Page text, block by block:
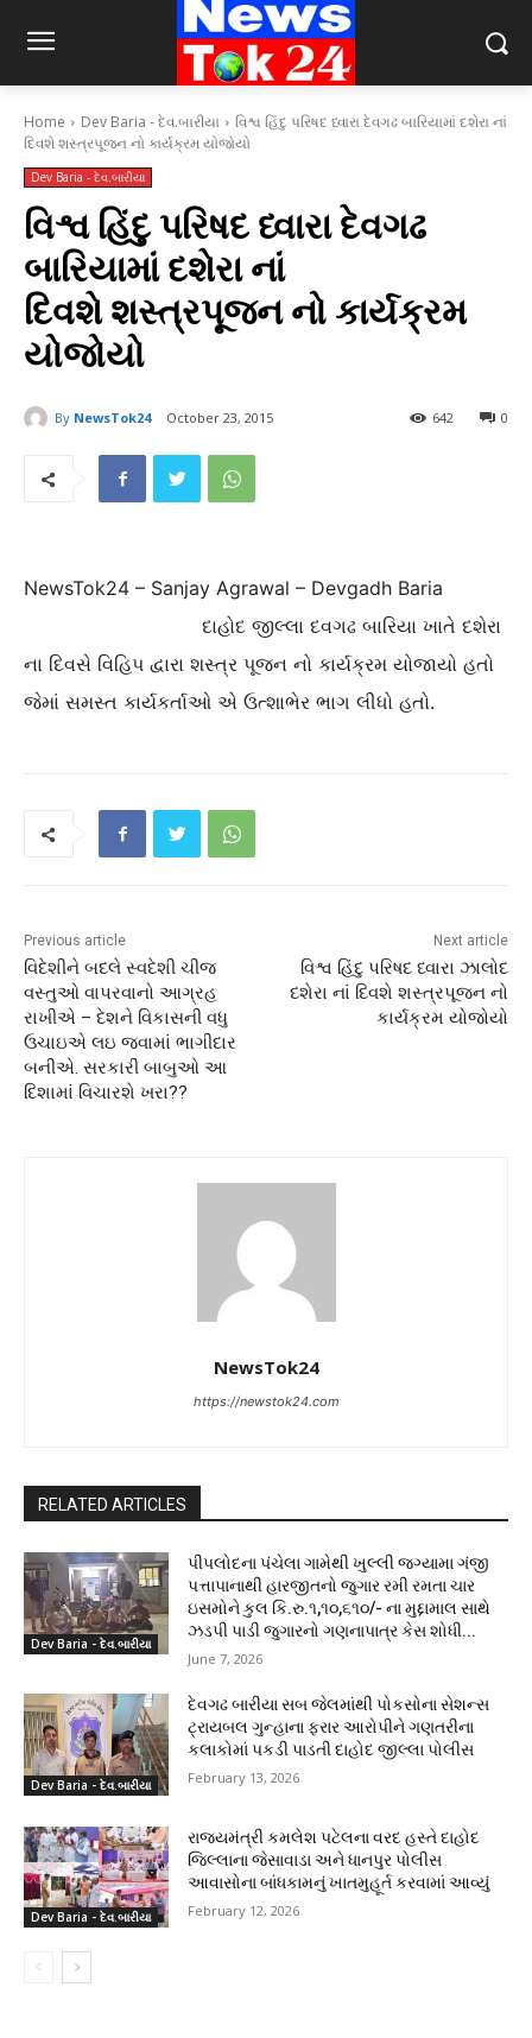
Home Dev Baria - દેવ.બારીયા
વિશ્વ હિંદુ પરિષદ ધ્વારા દેવગઢ બારિયામાં દશેરા નાં
દિવશે શસ્ત્રપૂજન નો કાર્યક્રમ યોજોયો
Dev Baria - દેવ.બારીયા
વિશ્વ હિંદુ પરિષદ ધ્વારા દેવગઢ
બારિયામાં દશેરા નાં
દિવશે શસ્ત્રપૂજન નો કાર્યક્રમ
યોજોયો
By NewsTok24 October 23, 2015 0
642
NewsTok24 – Sanjay Agrawal – Devgadh Baria
દાહોદ જીલ્લા દવગઢ બારિયા ખાતે દશેરા
ના દિવસે વિહિપ દ્વારા શસ્ત્ર પૂજન નો કાર્યક્રમ યોજાયો હતો
જેમાં સમસ્ત કાર્યકર્તાઓ એ ઉત્શાભેર ભાગ લીધો હતો.
Previous article
વિદેશીને બદલે સ્વદેશી ચીજ
વસ્તુઓ વાપરવાનો આગ્રહ
રાખીએ – દેશને વિકાસની વધુ
ઉચાઇએ લઇ જવામાં ભાગીદાર
બનીએ. સરકારી બાબુઓ આ
દિશામાં વિચારશે ખરા??
Next article
વિશ્વ હિંદુ પરિષદ ધ્વારા ઝાલોદ
દશેરા નાં દિવશે શસ્ત્રપૂજન નો
કાર્યક્રમ યોજોયો
NewsTok24
https://newstok24.com
RELATED ARTICLES
Dev Baria - દેવ.બારીયા
પીપલોદના પંચેલા ગામેથી ખુલ્લી જગ્યામા ગંજી
પત્તાપાનાથી હારજીતનો જુગાર રમી રમતા ચાર
ઇસમોને કુલ કિ.રુ.૧,૧૦,૬૧૦/- ના મુદ્દામાલ સાથે
ઝડપી પાડી જુગારનો ગણનાપાત્ર કેસ શોધી...
June 7, 2026
Dev Baria - દેવ.બારીયા
દેવગઢ બારીયા સબ જેલમાંથી પોકસોના સેશન્સ
ટ્રાયબલ ગુન્હાના ફરાર આરોપીને ગણતરીના
કલાકોમાં પકડી પાડતી દાહોદ જીલ્લા પોલીસ
February 13, 2026
Dev Baria - દેવ.બારીયા
રાજ્યમંત્રી કમલેશ પટેલના વરદ હસ્તે દાહોદ
જિલ્લાના જેસાવાડા અને ધાનપુર પોલીસ
આવાસોના બાંધકામનું ખાતમુહૂર્ત કરવામાં આવ્યું
February 12, 2026